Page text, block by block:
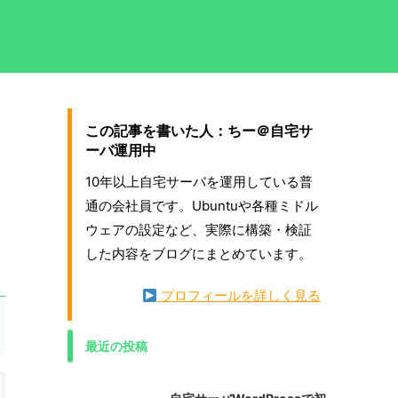
この記事を書いた人：ちー＠自宅サ
ーバ運用中
10年以上自宅サーバを運用している普
通の会社員です。Ubuntuや各種ミドル
ウェアの設定など、実際に構築・検証
した内容をブログにまとめています。
プロフィールを詳しく見る
最近の投稿